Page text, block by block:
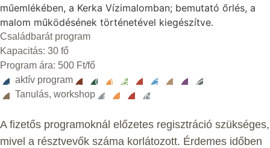
műemlékében, a Kerka Vízimalomban; bemutató őrlés, a
malom működésének történetével kiegészítve.
Családbarát program
Kapacitás: 30 fő
Program ára: 500 Ft/fő
aktív program
Tanulás, workshop
A fizetős programoknál előzetes regisztráció szükséges,
mivel a résztvevők száma korlátozott. Érdemes időben